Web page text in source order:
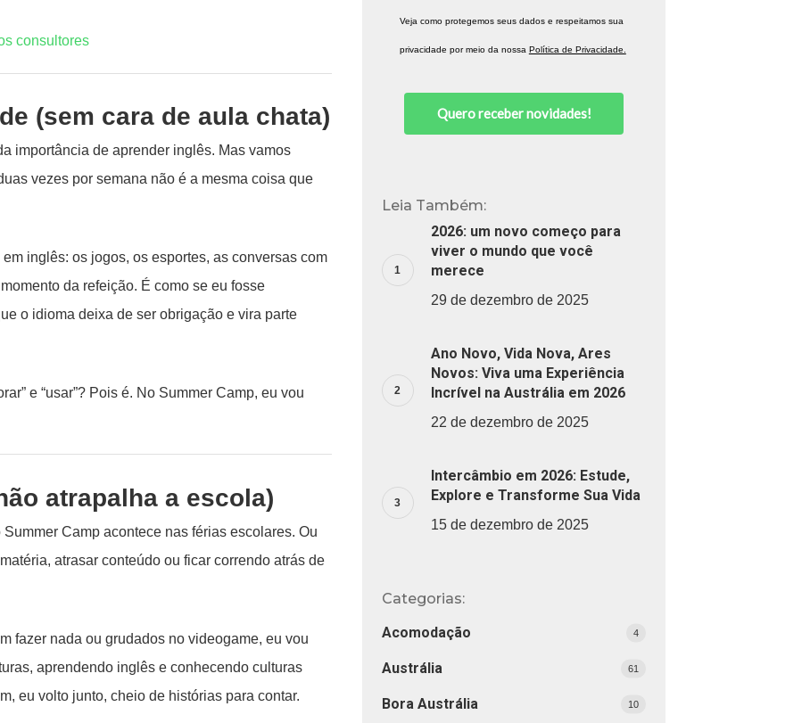
consultores
(sem cara de aula chata)
importância de aprender inglês. Mas vamos
vezes por semana não é a mesma coisa que
inglês: os jogos, os esportes, as conversas com
da refeição. É como se eu fosse
o idioma deixa de ser obrigação e vira parte
e “usar”? Pois é. No Summer Camp, eu vou
atrapalha a escola)
Camp acontece nas férias escolares. Ou
atrasar conteúdo ou ficar correndo atrás de
fazer nada ou grudados no videogame, eu vou
aprendendo inglês e conhecendo culturas
eu volto junto, cheio de histórias para contar.
Veja como protegemos seus dados e respeitamos sua
privacidade por meio da nossa Política de Privacidade.
Quero receber novidades!
Leia Também:
2026: um novo começo para
viver o mundo que você
merece
29 de dezembro de 2025
Ano Novo, Vida Nova, Ares
Novos: Viva uma Experiência
Incrível na Austrália em 2026
22 de dezembro de 2025
Intercâmbio em 2026: Estude,
Explore e Transforme Sua Vida
15 de dezembro de 2025
Categorias:
Acomodação
4
Austrália 61
Bora Austrália 10